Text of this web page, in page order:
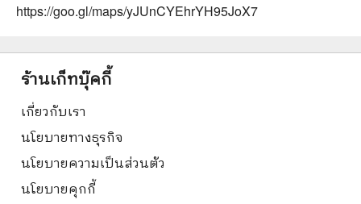
https://goo.gl/maps/yJUnCYEhrYH95JoX7
ร้านเก็ทบุ๊คกี้
เกี่ยวกับเรา
นโยบายทางธุรกิจ
นโยบายความเป็นส่วนตัว
นโยบายคุกกี้